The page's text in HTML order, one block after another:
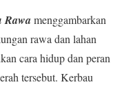
Rawamenggambarkan
rawa dan lahan
cara hidup dan peran
tersebut. Kerbau